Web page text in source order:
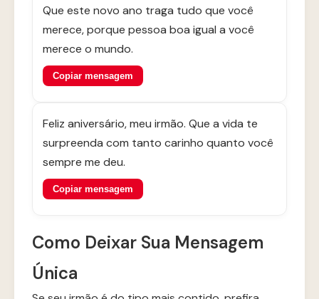
Que este novo ano traga tudo que você
merece, porque pessoa boa igual a você
merece o mundo.
Copiar mensagem
Feliz aniversário, meu irmão. Que a vida te
surpreenda com tanto carinho quanto você
sempre me deu.
Copiar mensagem
Como Deixar Sua Mensagem
Única